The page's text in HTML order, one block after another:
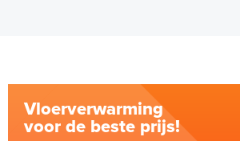
Vloerverwarming
voor de beste prijs!